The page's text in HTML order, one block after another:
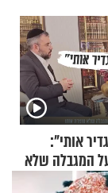
אותי":
המגבלה שלא